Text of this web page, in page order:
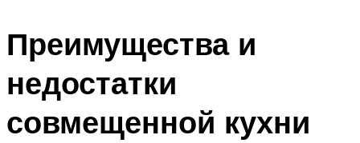
Преимущества и
недостатки
совмещенной кухни